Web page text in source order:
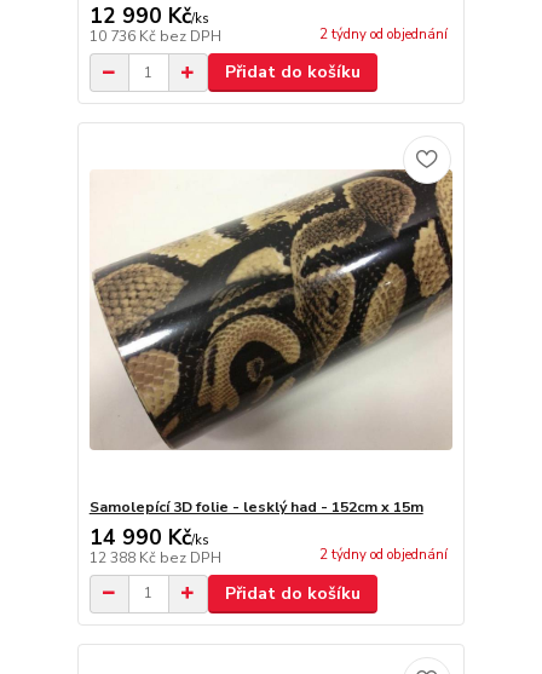
12 990 Kč/ks
10 736 Kč bez DPH 2 týdny od objednání
Přidat do košíku
Samolepící 3D folie - lesklý had - 152cm x 15m
14 990 Kč/ks
12 388 Kč bez DPH 2 týdny od objednání
Přidat do košíku